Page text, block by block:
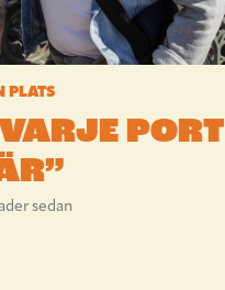
PLATS
PORT
sedan